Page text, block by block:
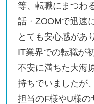
等、転職にまつわ
話・ZOOMで迅速
とても安心感があ
IT業界での転職が
不安に満ちた大海
持ちでいましたが、
担当のF様やU様の